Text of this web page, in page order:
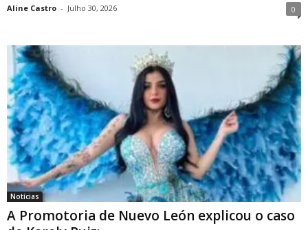
Aline Castro - Julho 30, 2026 0
Notícias
A Promotoria de Nuevo León explicou o caso